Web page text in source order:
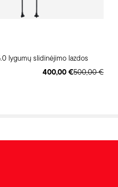
lygumų slidinėjimo lazdos
500,00 €
400,00 €